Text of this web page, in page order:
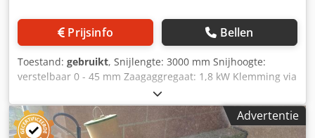
Prijsinfo Bellen
Toestand: gebruikt, Snijlengte: 3000 mm Snijhoogte:
verstelbaar 0 - 45 mm Zaagaggregaat: 1,8 kW Klemming via
handwiel Opslaglocatie: Nattheim Dodpoy Hrzaofx Adpock
Advertentie